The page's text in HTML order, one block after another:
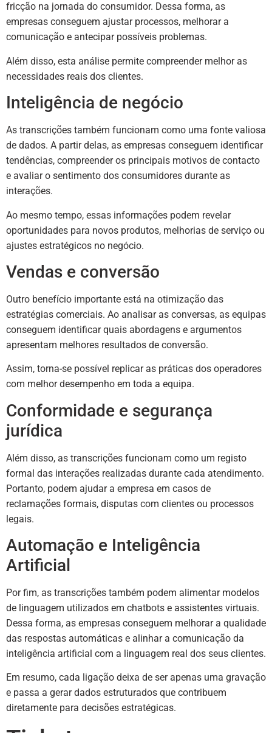
fricção na jornada do consumidor. Dessa forma, as
empresas conseguem ajustar processos, melhorar a
comunicação e antecipar possíveis problemas.
Além disso, esta análise permite compreender melhor as
necessidades reais dos clientes.
Inteligência de negócio
As transcrições também funcionam como uma fonte valiosa
de dados. A partir delas, as empresas conseguem identificar
tendências, compreender os principais motivos de contacto
e avaliar o sentimento dos consumidores durante as
interações.
Ao mesmo tempo, essas informações podem revelar
oportunidades para novos produtos, melhorias de serviço ou
ajustes estratégicos no negócio.
Vendas e conversão
Outro benefício importante está na otimização das
estratégias comerciais. Ao analisar as conversas, as equipas
conseguem identificar quais abordagens e argumentos
apresentam melhores resultados de conversão.
Assim, torna-se possível replicar as práticas dos operadores
com melhor desempenho em toda a equipa.
Conformidade e segurança
jurídica
Além disso, as transcrições funcionam como um registo
formal das interações realizadas durante cada atendimento.
Portanto, podem ajudar a empresa em casos de
reclamações formais, disputas com clientes ou processos
legais.
Automação e Inteligência
Artificial
Por fim, as transcrições também podem alimentar modelos
de linguagem utilizados em chatbots e assistentes virtuais.
Dessa forma, as empresas conseguem melhorar a qualidade
das respostas automáticas e alinhar a comunicação da
inteligência artificial com a linguagem real dos seus clientes.
Em resumo, cada ligação deixa de ser apenas uma gravação
e passa a gerar dados estruturados que contribuem
diretamente para decisões estratégicas.